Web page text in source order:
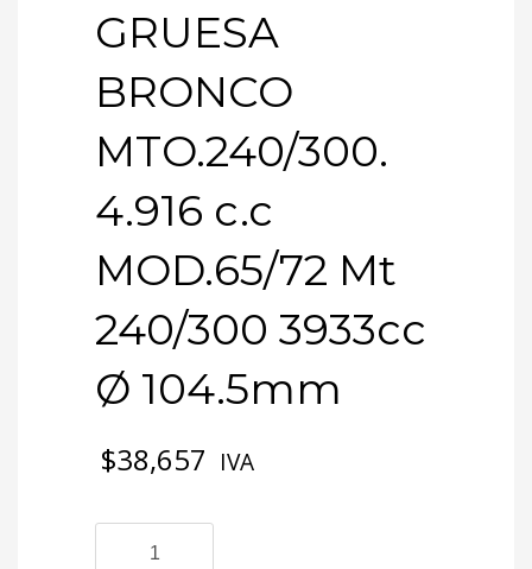
GRUESA
BRONCO
MTO.240/300.
4.916 c.c
MOD.65/72 Mt
240/300 3933cc
Ø 104.5mm
$38,657 IVA